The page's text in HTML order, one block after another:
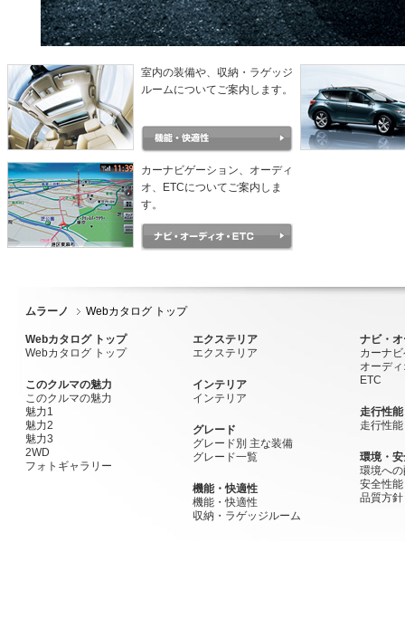
室内の装備や、収納・ラゲッジ
ルームについてご案内します。
カーナビゲーション、オーディ
オ、ETCについてご案内しま
す。
ムラーノ Webカタログ トップ
Webカタログ トップ
Webカタログ トップ
このクルマの魅力
このクルマの魅力
魅力1
魅力2
魅力3
2WD
フォトギャラリー
エクステリア
エクステリア
インテリア
インテリア
グレード
グレード別 主な装備
グレード一覧
機能・快適性
機能・快適性
収納・ラゲッジルーム
ナビ・
カーナ
オーディ
ETC
走行性能
走行性能
環境・
環境へ
安全性能
品質方針